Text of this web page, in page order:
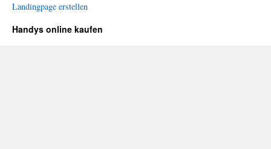
Landingpage erstellen
Handys online kaufen